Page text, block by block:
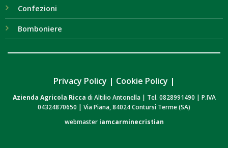
Confezioni
Bomboniere
Privacy Policy | Cookie Policy |
Azienda Agricola Ricca di Altilio Antonella | Tel. 0828991490 | P.IVA
04324870650 | Via Piana, 84024 Contursi Terme (SA)
webmaster iamcarminecristian